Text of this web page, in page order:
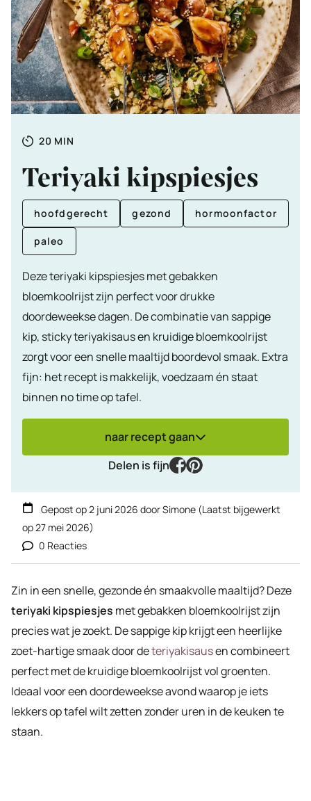
Totale
20 MINUTEN
MIN
Teriyaki kipspiesjes
hoofdgerecht gezond hormoonfactor
paleo
Deze teriyaki kipspiesjes met gebakken
bloemkoolrijst zijn perfect voor drukke
doordeweekse dagen. De combinatie van sappige
kip, sticky teriyakisaus en kruidige bloemkoolrijst
zorgt voor een snelle maaltijd boordevol smaak. Extra
fijn: het recept is makkelijk, voedzaam én staat
binnen no time op tafel.
naar recept gaan
Delen is fijn
facebook
pinterest
Gepost op2 juni 2026 doorSimone (Laatst bijgewerkt
op27 mei 2026)
0 Reacties
Zin in een snelle, gezonde én smaakvolle maaltijd? Deze
teriyaki kipspiesjes met gebakken bloemkoolrijst zijn
precies wat je zoekt. De sappige kip krijgt een heerlijke
zoet-hartige smaak door deteriyakisausen combineert
perfect met de kruidige bloemkoolrijst vol groenten.
Ideaal voor een doordeweekse avond waarop je iets
lekkers op tafel wilt zetten zonder uren in de keuken te
staan.